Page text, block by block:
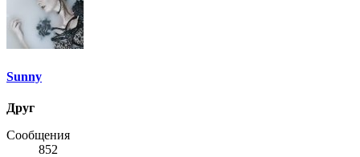
Sunny
Друг
Сообщения
852